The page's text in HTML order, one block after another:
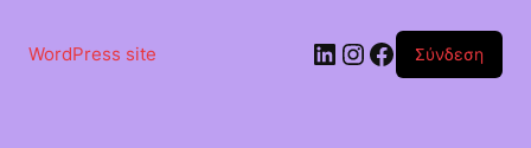
περιεχόμενο
WordPress site Linkedin
Instagram
Facebook
Σύνδεση